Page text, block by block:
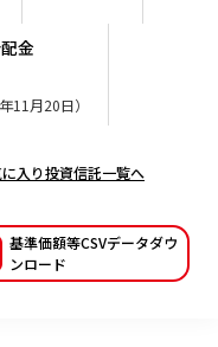
て
金
11月20日）
入り投資信託一覧へ
基準価額等CSVデータダウ
ンロード